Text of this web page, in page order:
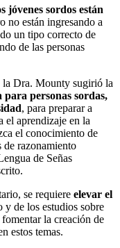
jóvenes sordos están
no están ingresando a
un tipo correcto de
de las personas
la Dra. Mounty sugirió la
personas sordas,
, para preparar a
el aprendizaje en la
el conocimiento de
de razonamiento
de Señas
se requiere elevar el
y de los estudios sobre
la creación de
estos temas.